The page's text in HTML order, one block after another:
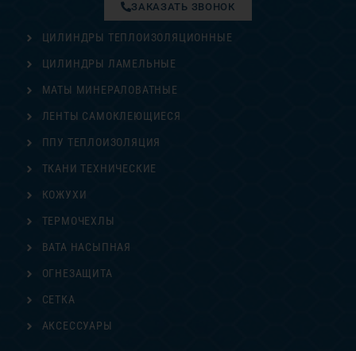
ЦИЛИНДРЫ ТЕПЛОИЗОЛЯЦИОННЫЕ
ЦИЛИНДРЫ ЛАМЕЛЬНЫЕ
МАТЫ МИНЕРАЛОВАТНЫЕ
ЛЕНТЫ САМОКЛЕЮЩИЕСЯ
ППУ ТЕПЛОИЗОЛЯЦИЯ
ТКАНИ ТЕХНИЧЕСКИЕ
ЗАКАЗАТЬ ЗВОНОК
КОЖУХИ
ТЕРМОЧЕХЛЫ
ВАТА НАСЫПНАЯ
ОГНЕЗАЩИТА
СЕТКА
АКСЕССУАРЫ